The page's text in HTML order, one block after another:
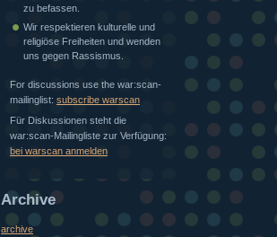
zu befassen.
Wir respektieren kulturelle und
religiöse Freiheiten und wenden
uns gegen Rassismus.
For discussions use the war:scan-
mailinglist: subscribe warscan
Für Diskussionen steht die
war:scan-Mailingliste zur Verfügung:
bei warscan anmelden
Archive
archive